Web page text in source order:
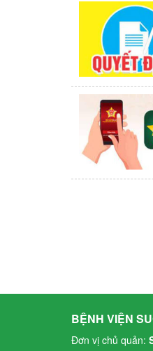
BỆNH VIỆN
Đơn vị chủ quản: